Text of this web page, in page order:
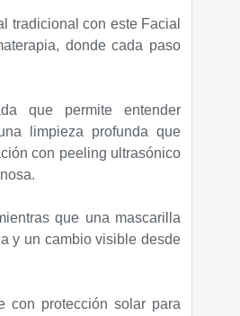
tradicional con este Facial
donde cada paso
que permite entender
limpieza profunda que
con peeling ultrasónico
que una mascarilla
y un cambio visible desde
con protección solar para